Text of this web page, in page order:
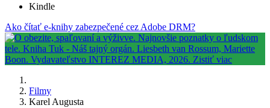
Kindle
Ako čítať e-knihy zabezpečené cez Adobe DRM?
Filmy
Karel Augusta